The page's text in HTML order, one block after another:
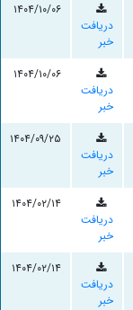
دریافت
خبر
۱۴۰۴/۱۰/۰۶
دریافت
خبر
۱۴۰۴/۱۰/۰۶
دریافت
خبر
۱۴۰۴/۰۹/۲۵
دریافت
خبر
۱۴۰۴/۰۲/۱۴
دریافت
خبر
۱۴۰۴/۰۲/۱۴